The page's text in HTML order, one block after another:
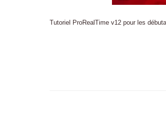
Tutoriel ProRealTime v12 pour les